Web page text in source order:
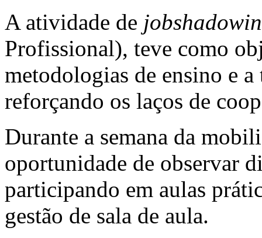
A atividade de
Profissional), teve como
metodologias de ensino e
reforçando os laços de
Durante a semana da
oportunidade de observar
participando em aulas
gestão de sala de aula.